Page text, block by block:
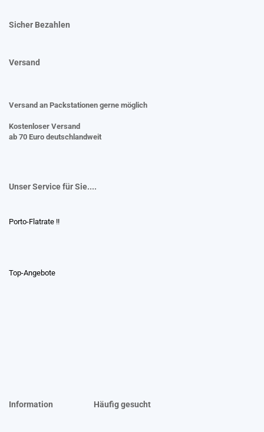
Sicher Bezahlen
Versand
Versand an Packstationen gerne möglich
Kostenloser Versand
ab 70 Euro deutschlandweit
Unser Service für Sie....
Porto-Flatrate !!
Top-Angebote
Information Häufig gesucht